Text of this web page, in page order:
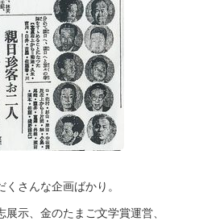
さんな企画ばかり。
示、金のたまご文学賞運営、